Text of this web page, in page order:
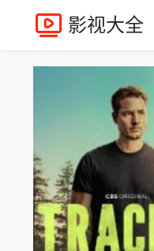
影视大全